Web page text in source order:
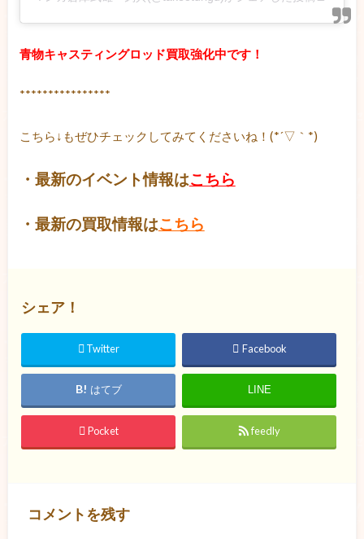
青物キャスティングロッド買取強化中です！
****************
こちら↓もぜひチェックしてみてくださいね！(*´▽｀*)
・最新のイベント情報はこちら
・最新の買取情報はこちら
シェア！
Twitter Facebook
はてブ LINE
Pocket feedly
コメントを残す